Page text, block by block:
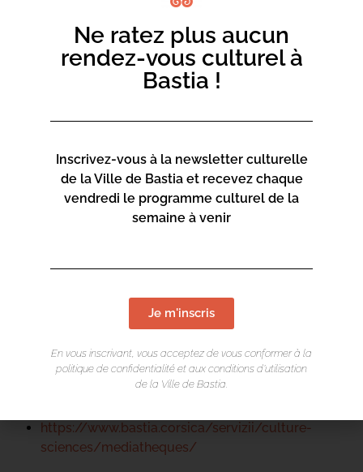
LIEU DE L'ÉVÉNEMENT
04 95 47 47 00
https://www.bastia.corsica/servizii/culture-
sciences/mediatheques/
Ne ratez plus aucun
rendez-vous culturel à
Bastia !
Inscrivez-vous à la newsletter culturelle
de la Ville de Bastia et recevez chaque
vendredi le programme culturel de la
semaine à venir
Je m'inscris
En vous inscrivant, vous acceptez de vous conformer à la
politique de confidentialité et aux conditions d’utilisation
de la Ville de Bastia.